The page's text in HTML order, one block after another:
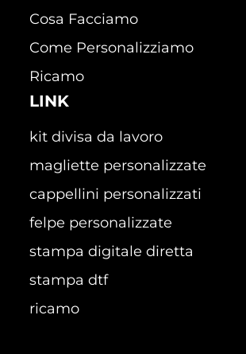
Cosa Facciamo
Come Personalizziamo
Ricamo
LINK
kit divisa da lavoro
magliette personalizzate
cappellini personalizzati
felpe personalizzate
stampa digitale diretta
stampa dtf
ricamo